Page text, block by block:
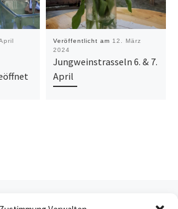
Veröffentlicht am 12. März
2024
Jungweinstrasseln 6. & 7.
April